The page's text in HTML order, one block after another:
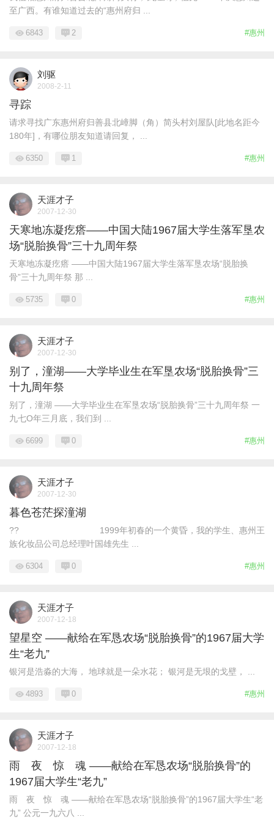
至广西。有谁知道过去的“惠州府归 ...
#惠州
6843 2
刘驱
2008-2-11
寻踪
请求寻找广东惠州府归善县北嶂脚（角）简头村刘屋队[此地名距今
180年]，有哪位朋友知道请回复， ...
#惠州
6350 1
天涯才子
2007-12-30
天寒地冻凝疙瘩——中国大陆1967届大学生落军垦农
场“脱胎换骨”三十九周年祭
天寒地冻凝疙瘩 ——中国大陆1967届大学生落军垦农场“脱胎换
骨”三十九周年祭 那 ...
#惠州
5735 0
天涯才子
2007-12-30
别了，潼湖——大学毕业生在军垦农场“脱胎换骨”三
十九周年祭
别了，潼湖 ——大学毕业生在军垦农场“脱胎换骨”三十九周年祭 一
九七O年三月底，我们到 ...
#惠州
6699 0
天涯才子
2007-12-30
暮色苍茫探潼湖
?? 1999年初春的一个黄昏，我的学生、惠州王
族化妆品公司总经理叶国雄先生 ...
#惠州
6304 0
天涯才子
2007-12-18
望星空 ——献给在军恳农场“脱胎换骨”的1967届大学
生“老九”
银河是浩淼的大海， 地球就是一朵水花； 银河是无垠的戈壁， ...
#惠州
4893 0
天涯才子
2007-12-18
雨 夜 惊 魂 ——献给在军恳农场“脱胎换骨”的
1967届大学生“老九”
雨 夜 惊 魂 ——献给在军恳农场“脱胎换骨”的1967届大学生“老
九” 公元一九六八 ...